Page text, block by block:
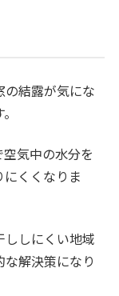
結露が気にな
気中の水分を
くくなりま
しにくい地域
解決策になり